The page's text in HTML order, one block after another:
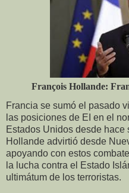
François Hollande:
Francia se sumó el pasado
las posiciones de EI en el
Estados Unidos desde hace
Hollande advirtió desde
apoyando con estos
la lucha contra el Estado
ultimátum de los terroristas.